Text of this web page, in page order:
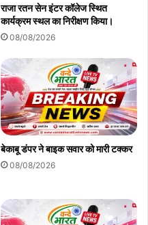
राजा रतन सेन इंटर कॉलेज स्थित
कार्यक्रम स्थल का निरीक्षण किया।
08/08/2026
बेकाबू डंपर ने बाइक सवार को मारी टक्कर
08/08/2026